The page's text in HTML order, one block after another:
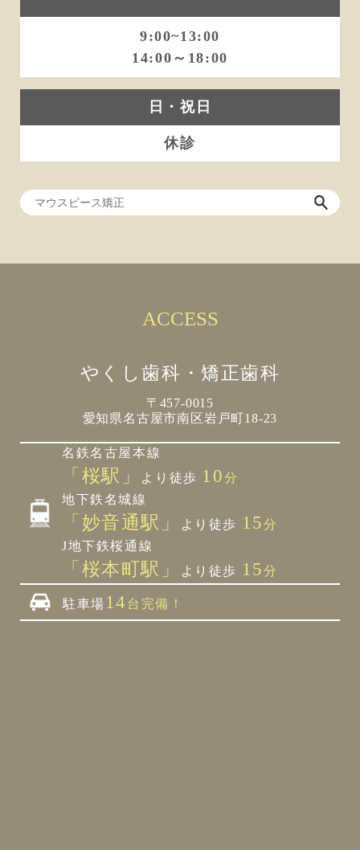
9:00~13:00
14:00～18:00
日・祝日
休診
ACCESS
やくし歯科・矯正歯科
〒457-0015
愛知県名古屋市南区岩戸町18-23
名鉄名古屋本線
「桜駅」 より徒歩 10分
地下鉄名城線
「妙音通駅」 より徒歩 15分
J地下鉄桜通線
「桜本町駅」 より徒歩 15分
駐車場 14 台完備！